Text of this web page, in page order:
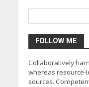
FOLLOW ME
Collaboratively
whereas resource-
sources.